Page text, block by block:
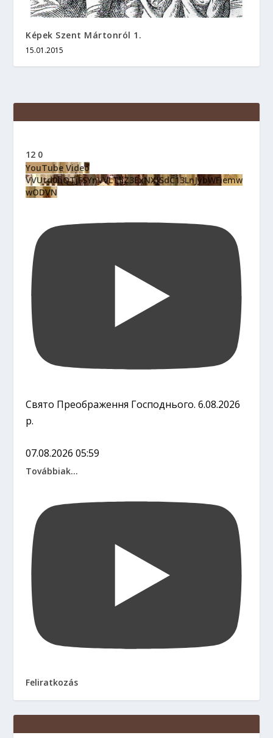
Képek Szent Mártonról 1.
15.01.2015
12 0
YouTube Video
VVUtd0hQTjFSYnVVLTllZ3ExNXJSdC13LnJybWFiemw
wODVN
Свято Преображення Господнього. 6.08.2026
р.
07.08.2026 05:59
Továbbiak...
Feliratkozás